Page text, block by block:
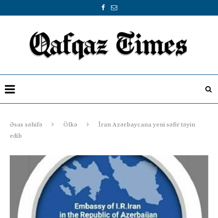
Əsas səhifə Ölkə
İran Azərbaycana yeni səfir təyin
edib